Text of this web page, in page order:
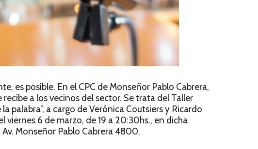
es posible. En el CPC de Monseñor Pablo Cabrera,
a los vecinos del sector. Se trata del Taller
palabra”, a cargo de Verónica Coutsiers y Ricardo
viernes 6 de marzo, de 19 a 20:30hs., en dicha
Monseñor Pablo Cabrera 4800.